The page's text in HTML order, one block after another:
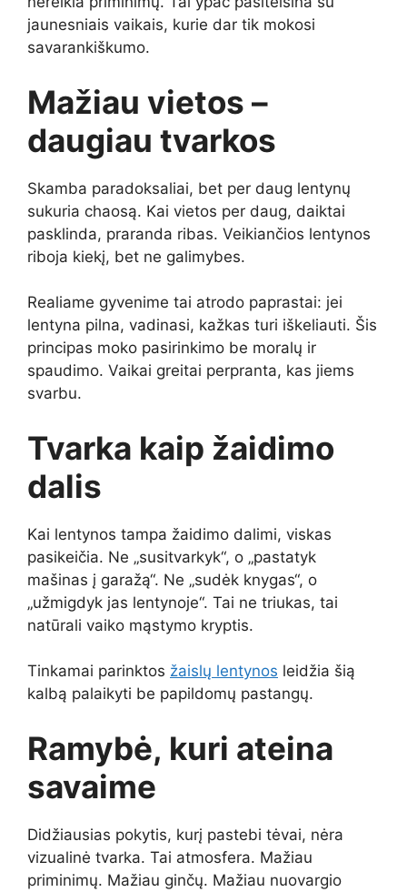
jaunesniais vaikais, kurie dar tik mokosi
savarankiškumo.
Mažiau vietos –
daugiau tvarkos
Skamba paradoksaliai, bet per daug lentynų
sukuria chaosą. Kai vietos per daug, daiktai
pasklinda, praranda ribas. Veikiančios lentynos
riboja kiekį, bet ne galimybes.
Realiame gyvenime tai atrodo paprastai: jei
lentyna pilna, vadinasi, kažkas turi iškeliauti. Šis
principas moko pasirinkimo be moralų ir
spaudimo. Vaikai greitai perpranta, kas jiems
svarbu.
Tvarka kaip žaidimo
dalis
Kai lentynos tampa žaidimo dalimi, viskas
pasikeičia. Ne „susitvarkyk“, o „pastatyk
mašinas į garažą“. Ne „sudėk knygas“, o
„užmigdyk jas lentynoje“. Tai ne triukas, tai
natūrali vaiko mąstymo kryptis.
Tinkamai parinktos žaislų lentynos leidžia šią
kalbą palaikyti be papildomų pastangų.
Ramybė, kuri ateina
savaime
Didžiausias pokytis, kurį pastebi tėvai, nėra
vizualinė tvarka. Tai atmosfera. Mažiau
priminimų. Mažiau ginčų. Mažiau nuovargio